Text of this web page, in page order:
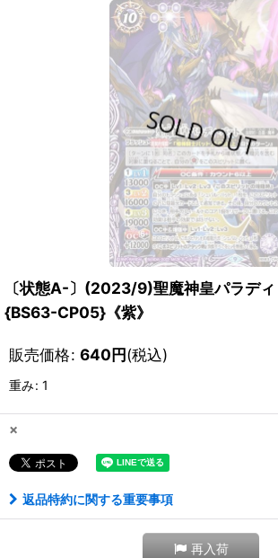
〔状態A-〕(2023/9)聖魔神皇パラディ
{BS63-CP05}《紫》
販売価格: 640円(税込)
重み: 1
×
返品特約に関する重要事項
再入荷